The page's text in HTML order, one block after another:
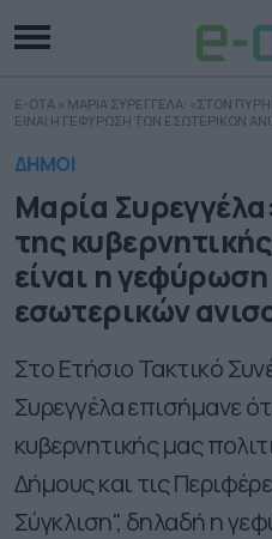
E-OTA » ΜΑΡΙΑ ΣΥΡΕΓΓΕΛΑ: «ΣΤΟΝ
ΕΙΝΑΙ Η ΓΕΦΥΡΩΣΗ ΤΩΝ ΕΣΩΤΕΡΙΚΩΝ
ΔΗΜΟΙ
Μαρία
της
είναι η
εσωτερικών
Στο Ετήσιο Τακτικό
Συρεγγέλα επισήμανε
κυβερνητικής μας
Δήμους και τις
Σύγκλιση", δηλαδή η